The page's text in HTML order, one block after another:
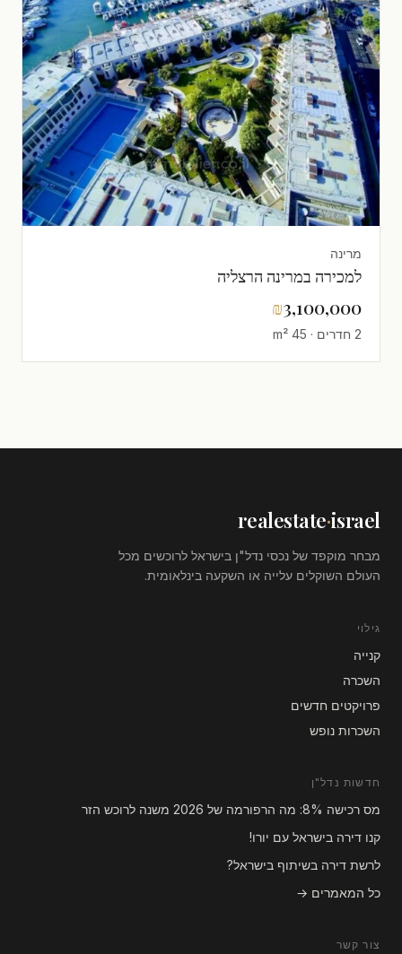
מרינה
למכירה במרינה הרצליה
₪3,100,000
2 חדרים · 45 m²
realestate·israel
מבחר מוקפד של נכסי נדל"ן בישראל לרוכשים מכל
העולם השוקלים עלייה או השקעה בינלאומית.
גילוי
קנייה
השכרה
פרויקטים חדשים
השכרות נופש
חדשות נדל"ן
מס רכישה 8%: מה הרפורמה של 2026 משנה לרוכש הזר
קנו דירה בישראל עם יורו!
לרשת דירה בשיתוף בישראל?
כל המאמרים →
צור קשר